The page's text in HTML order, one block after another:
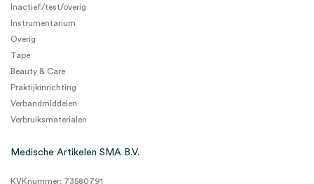
Inactief/test/overig
Instrumentarium
Overig
Tape
Beauty & Care
Praktijkinrichting
Verbandmiddelen
Verbruiksmaterialen
Medische Artikelen SMA B.V.
KVKnummer: 73580791